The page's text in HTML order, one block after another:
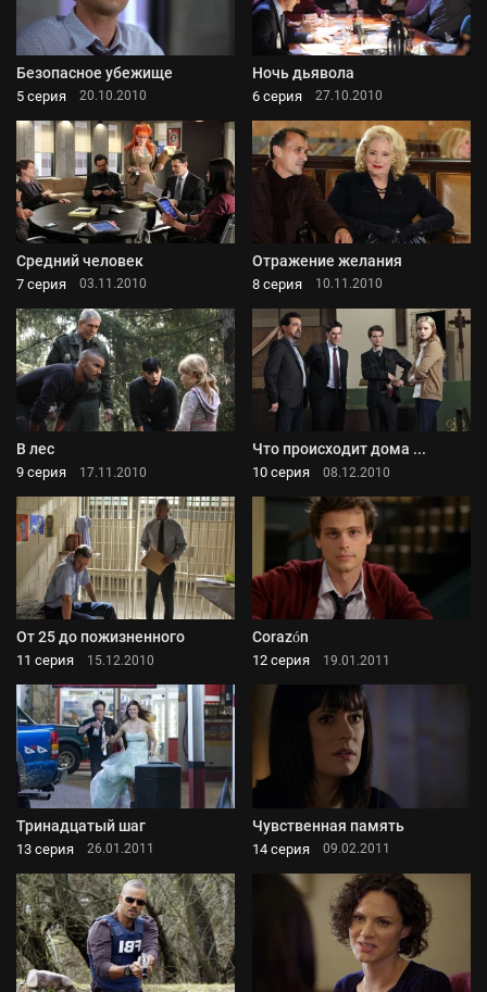
Безопасное убежище
5 серия 20.10.2010
Ночь дьявола
6 серия 27.10.2010
Средний человек
7 серия 03.11.2010
Отражение желания
8 серия 10.11.2010
В лес
9 серия 17.11.2010
Что происходит дома ...
10 серия 08.12.2010
От 25 до пожизненного
11 серия 15.12.2010
Corazón
12 серия 19.01.2011
Тринадцатый шаг
13 серия 26.01.2011
Чувственная память
14 серия 09.02.2011